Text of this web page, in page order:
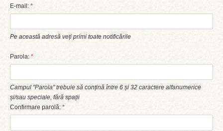
E-mail: *
Pe această adresă veți primi toate notificările
Parola: *
Campul "Parola" trebuie să conțină între 6 și 32 caractere alfanumerice
și/sau speciale, fără spații
Confirmare parolă: *